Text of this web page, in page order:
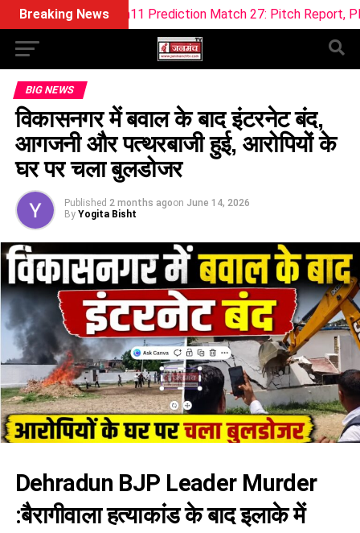
Breaking News
Dream11 Prediction Match 27: Pitch Report, Playing XI &
BIG NEWS
विकासनगर में बवाल के बाद इंटरनेट बंद,
आगजनी और पत्थरबाजी हुई, आरोपियों के
घर पर चला बुलडोजर
Published 2 months agoon June 14, 2026
By Yogita Bisht
Dehradun BJP Leader Murder
:बैरागीवाला हत्याकांड के बाद इलाके में